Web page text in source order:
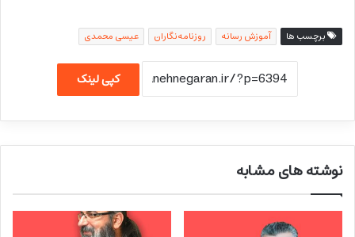
برچسب ها آموزش رسانه روزنامه‌نگاران عیسی محمدی
کپی لینک
نوشته های مشابه